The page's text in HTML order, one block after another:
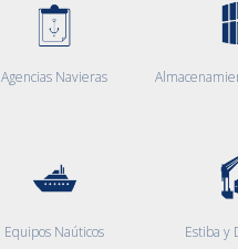
Agencias Navieras
Equipos Naúticos Estiba y